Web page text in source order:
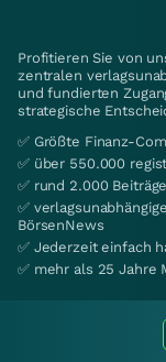
Profitieren Sie von
zentralen
und fundierten
strategische
✅ Größte Finanz-
✅ über 550.000
✅ rund 2.000
✅
BörsenNews
✅ Jederzeit einfach
✅ mehr als 25 Jahre